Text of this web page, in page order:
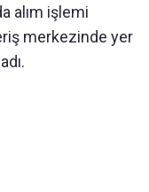
alım işlemi
merkezinde yer